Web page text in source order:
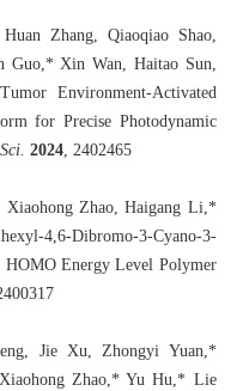
Zhang, Qiaoqiao Shao,
Guo,* Xin Wan, Haitao Sun,
Environment-Activated
for Precise Photodynamic
2024, 2402465
Zhao, Haigang Li,*
4,6-Dibromo-3-Cyano-3-
Energy Level Polymer
Jie Xu, Zhongyi Yuan,*
Zhao,* Yu Hu,* Lie